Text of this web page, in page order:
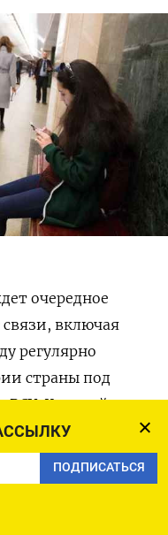
ПОДПИСАТЬСЯ
очередное
включая
регулярно
страны под
ВСУ. Крупнейшие
Мобайл»,
абонентов
года,пишетРБК.
сообщениям,